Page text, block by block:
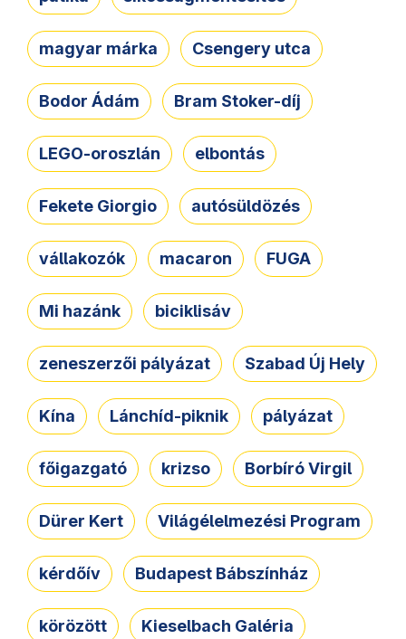
magyar márka Csengery utca
Bodor Ádám Bram Stoker-díj
LEGO-oroszlán elbontás
Fekete Giorgio autósüldözés
vállakozók macaron FUGA
Mi hazánk biciklisáv
zeneszerzői pályázat Szabad Új Hely
Kína Lánchíd-piknik pályázat
főigazgató krizso Borbíró Virgil
Dürer Kert Világélelmezési Program
kérdőív Budapest Bábszínház
körözött Kieselbach Galéria